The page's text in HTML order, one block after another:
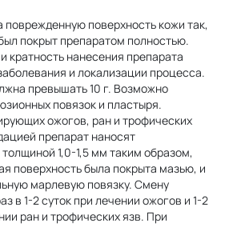
поврежденную поверхность кожи так,
покрыт препаратом полностью.
кратность нанесения препарата
и локализации процесса.
превышать 10 г. Возможно
повязок и пластыря.
ожогов, ран и трофических
препарат наносят
1,0-1,5 мм таким образом,
поверхность была покрыта мазью, и
марлевую повязку. Смену
в 1-2 суток при лечении ожогов и 1-2
ран и трофических язв. При